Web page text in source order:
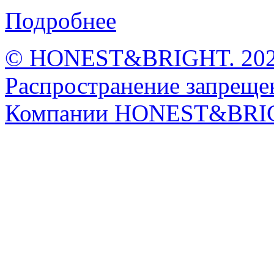
Подробнее
© HONEST&BRIGHT.
Распространение
Компании